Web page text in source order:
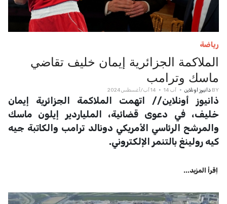
رياضة
الملاكمة الجزائرية إيمان خليف تقاضي
ماسك وترامب
BY ذانيوز اونلاين آب 14 14 آب/أغسطس 2024
ذانيوز أونلاين// اتهمت الملاكمة الجزائرية إيمان
خليف، في دعوى قضائية، الملياردير إيلون ماسك
والمرشح الرئاسي الأمريكي دونالد ترامب والكاتبة جيه
كيه رولينغ بالتنمر الإلكتروني.
اِقرأ المزيد...